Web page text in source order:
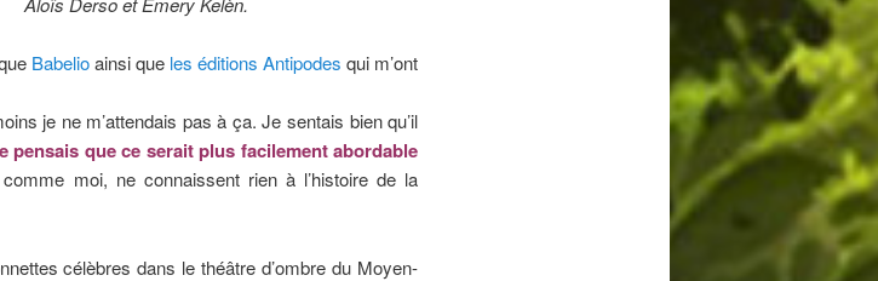
Babelioainsi que les éditions Antipodes qui m’ont
je ne m’attendais pas à ça. Je sentais bien qu’il
pensais que ce serait plus facilement abordable
moi, ne connaissent rien à l’histoire de la
célèbres dans le théâtre d’ombre du Moyen-